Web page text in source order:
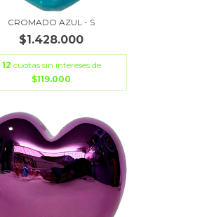
CROMADO AZUL - S
$1.428.000
12 cuotas sin intereses de
$119.000